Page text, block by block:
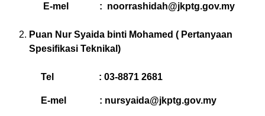
E-mel : noorrashidah@jkptg.gov.my
Puan Nur Syaida binti Mohamed ( Pertanyaan
Spesifikasi Teknikal)
Tel : 03-8871 2681
E-mel : nursyaida@jkptg.gov.my